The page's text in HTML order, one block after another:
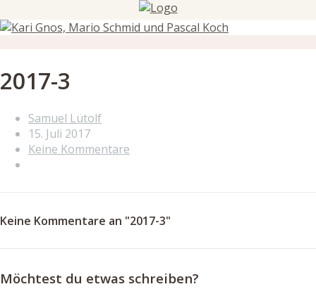
2017-3
Samuel Lütolf
15. Juli 2017
Keine Kommentare
Keine Kommentare an "2017-3"
Möchtest du etwas schreiben?